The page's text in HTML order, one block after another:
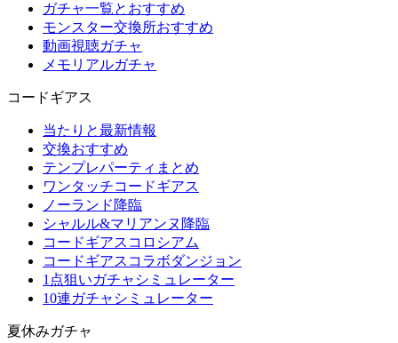
ガチャ一覧とおすすめ
モンスター交換所おすすめ
動画視聴ガチャ
メモリアルガチャ
コードギアス
当たりと最新情報
交換おすすめ
テンプレパーティまとめ
ワンタッチコードギアス
ノーランド降臨
シャルル&マリアンヌ降臨
コードギアスコロシアム
コードギアスコラボダンジョン
1点狙いガチャシミュレーター
10連ガチャシミュレーター
夏休みガチャ